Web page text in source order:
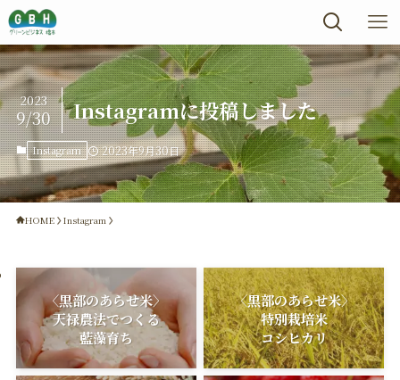
Instagramに投稿しました
2023
9/30
Instagram 2023年9月30日
HOME Instagram
〈黒部のあらせ米〉
天禄農法でつくる
藍藻育ち
〈黒部のあらせ米〉
特別栽培米
コシヒカリ